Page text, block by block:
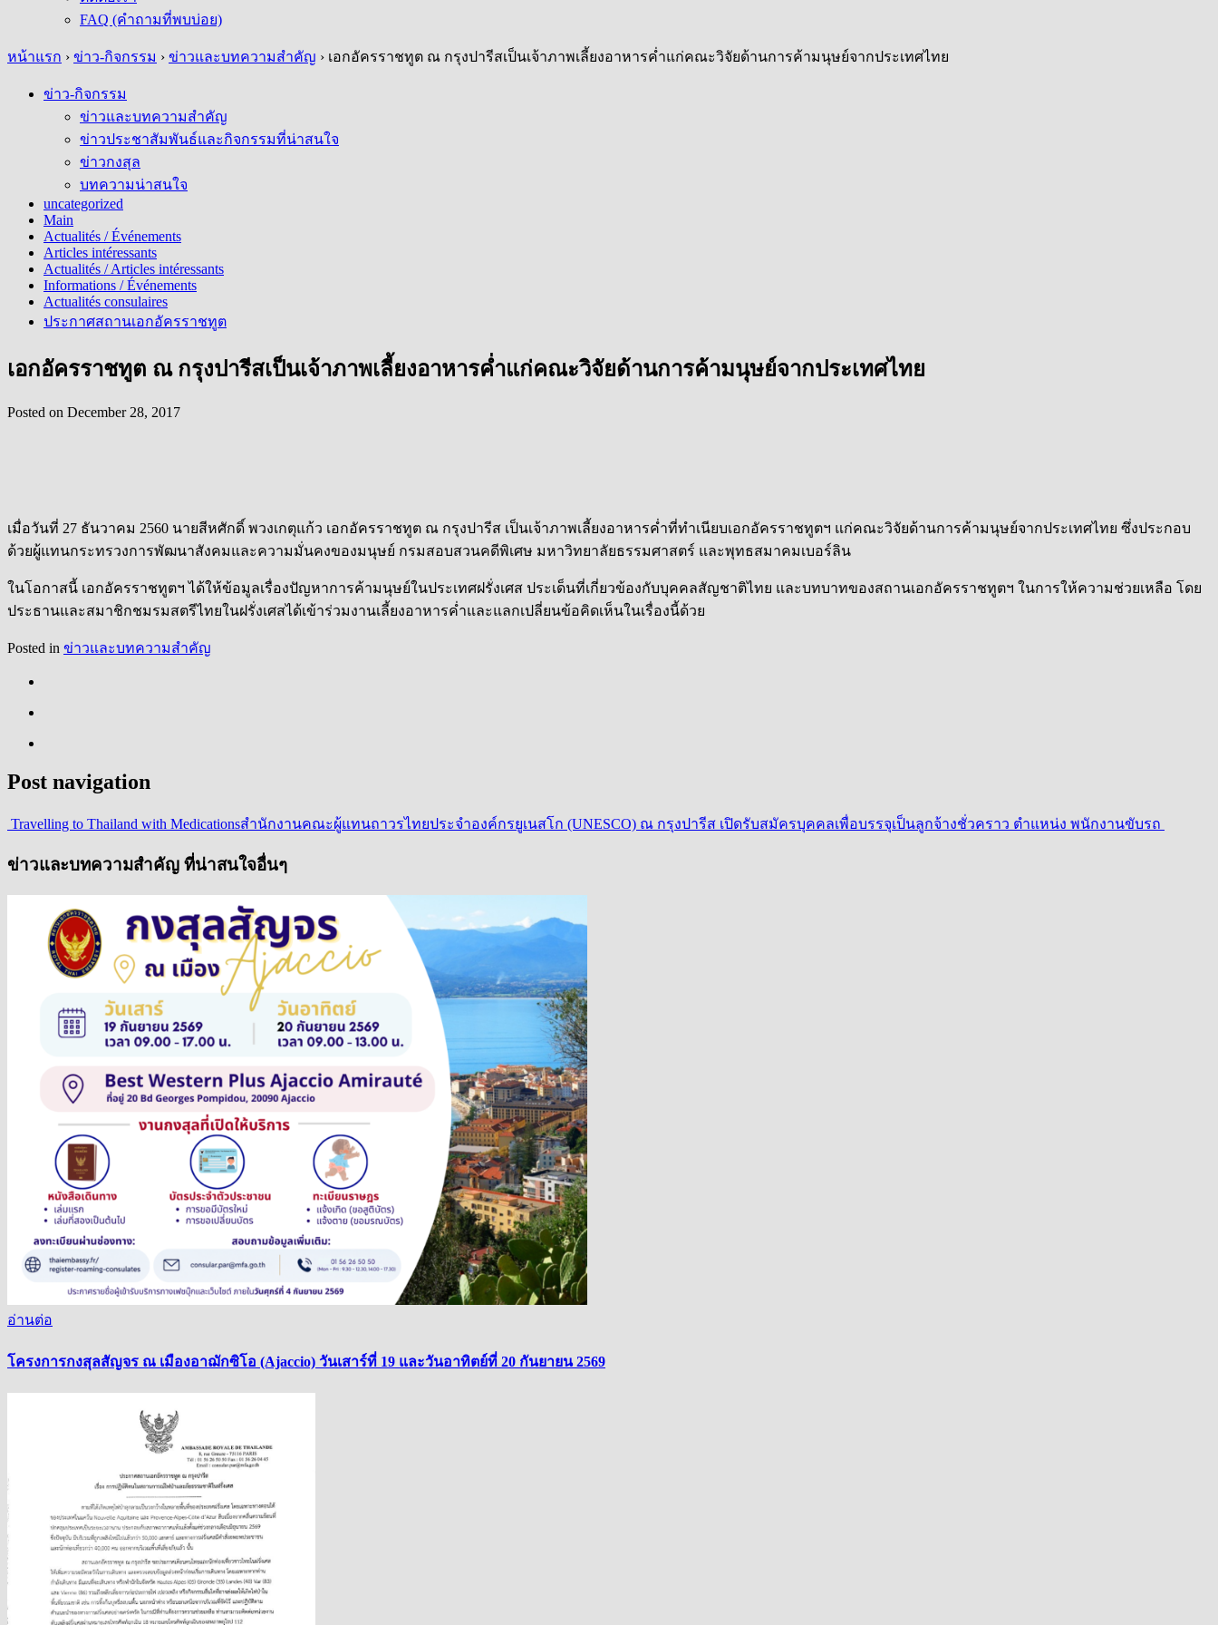
FAQ (คำถามที่พบบ่อย)
หน้าแรก › ข่าว-กิจกรรม › ข่าวและบทความสำคัญ › เอกอัครราชทูต ณ กรุงปารีสเป็นเจ้าภาพเลี้ยงอาหารค่ำแก่คณะวิจัยด้านการค้ามนุษย์จากประเทศไทย
ข่าว-กิจกรรม
ข่าวและบทความสำคัญ
ข่าวประชาสัมพันธ์และกิจกรรมที่น่าสนใจ
ข่าวกงสุล
บทความน่าสนใจ
uncategorized
Main
Actualités / Événements
Articles intéressants
Actualités / Articles intéressants
Informations / Événements
Actualités consulaires
ประกาศสถานเอกอัครราชทูต
เอกอัครราชทูต ณ กรุงปารีสเป็นเจ้าภาพเลี้ยงอาหารค่ำแก่คณะวิจัยด้านการค้ามนุษย์จากประเทศไทย
Posted on December 28, 2017
เมื่อวันที่ 27 ธันวาคม 2560 นายสีหศักดิ์ พวงเกตุแก้ว เอกอัครราชทูต ณ กรุงปารีส เป็นเจ้าภาพเลี้ยงอาหารค่ำที่ทำเนียบเอกอัครราชทูตฯ แก่คณะวิจัยด้านการค้ามนุษย์จากประเทศไทย ซึ่งประกอบ
ด้วยผู้แทนกระทรวงการพัฒนาสังคมและความมั่นคงของมนุษย์ กรมสอบสวนคดีพิเศษ มหาวิทยาลัยธรรมศาสตร์ และพุทธสมาคมเบอร์ลิน
ในโอกาสนี้ เอกอัครราชทูตฯ ได้ให้ข้อมูลเรื่องปัญหาการค้ามนุษย์ในประเทศฝรั่งเศส ประเด็นที่เกี่ยวข้องกับบุคคลสัญชาติไทย และบทบาทของสถานเอกอัครราชทูตฯ ในการให้ความช่วยเหลือ โดย
ประธานและสมาชิกชมรมสตรีไทยในฝรั่งเศสได้เข้าร่วมงานเลี้ยงอาหารค่ำและแลกเปลี่ยนข้อคิดเห็นในเรื่องนี้ด้วย
Posted in ข่าวและบทความสำคัญ
Post navigation
Travelling to Thailand with Medicationsสำนักงานคณะผู้แทนถาวรไทยประจำองค์กรยูเนสโก (UNESCO) ณ กรุงปารีส เปิดรับสมัครบุคคลเพื่อบรรจุเป็นลูกจ้างชั่วคราว ตำแหน่ง พนักงานขับรถ
ข่าวและบทความสำคัญ ที่น่าสนใจอื่นๆ
อ่านต่อ
โครงการกงสุลสัญจร ณ เมืองอาฌักซิโอ (Ajaccio) วันเสาร์ที่ 19 และวันอาทิตย์ที่ 20 กันยายน 2569